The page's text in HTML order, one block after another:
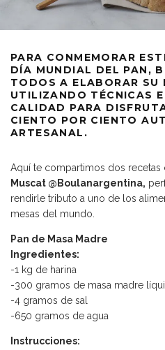
PARA CONMEMORAR
DÍA MUNDIAL DEL PAN,
TODOS A ELABORAR SU
UTILIZANDO TÉCNICAS
CALIDAD PARA
CIENTO POR CIENTO
ARTESANAL.
Aquí te compartimos dos recetas
Muscat @Boulanargentina,
rendirle tributo a uno de los
mesas del mundo.
Pan de Masa Madre
Ingredientes:
-1 kg de harina
-300 gramos de masa madre
-4 gramos de sal
-650 gramos de agua
Instrucciones: